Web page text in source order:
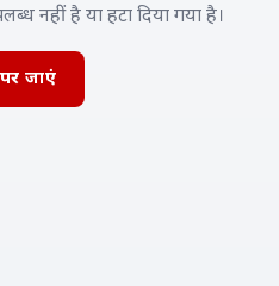
नहीं है या हटा दिया गया है।
जाएं